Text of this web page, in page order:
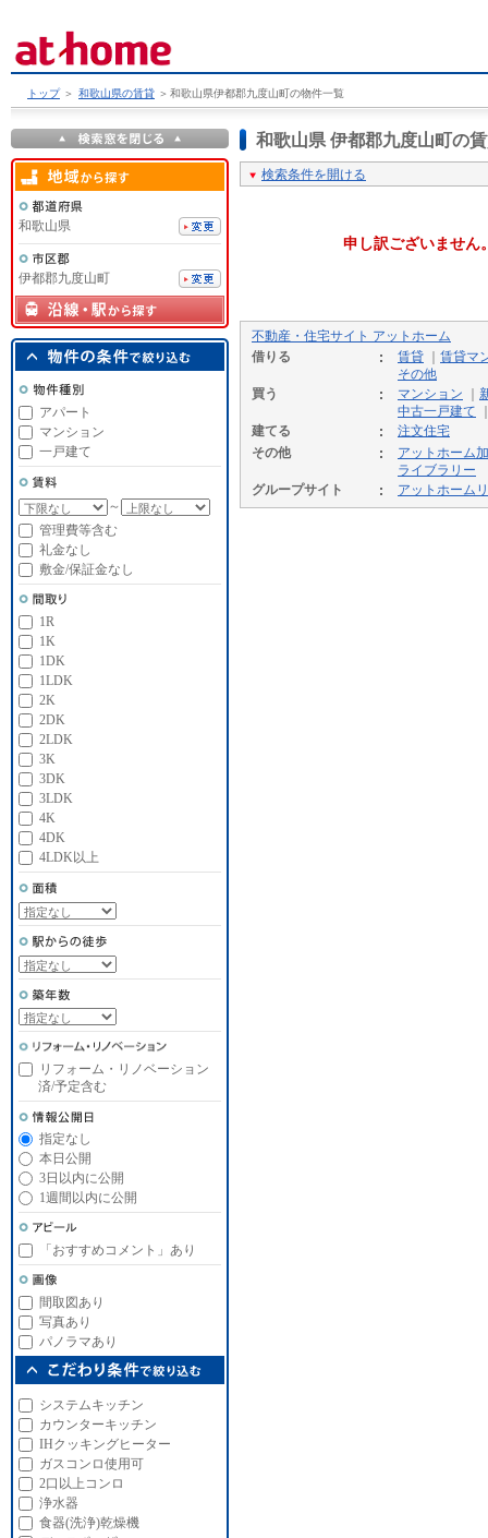
トップ ＞ 和歌山県の賃貸 ＞ 和歌山県伊都郡九度山町の物件一覧
和歌山県 伊都郡九度山町の
検索条件を開ける
申し訳ございません
不動産・住宅サイト アットホーム
借りる
賃貸
賃貸マ
その他
買う
マンション
中古一戸建て
建てる
注文住宅
その他
アットホーム
ライブラリー
グループサイト
アットホーム
和歌山県
伊都郡九度山町
アパート
マンション
一戸建て
～
管理費等含む
礼金なし
敷金/保証金なし
1R
1K
1DK
1LDK
2K
2DK
2LDK
3K
3DK
3LDK
4K
4DK
4LDK以上
リフォーム・リノベーション
済/予定含む
指定なし
本日公開
3日以内に公開
1週間以内に公開
「おすすめコメント」あり
間取図あり
写真あり
パノラマあり
システムキッチン
カウンターキッチン
IHクッキングヒーター
ガスコンロ使用可
2口以上コンロ
浄水器
食器(洗浄)乾燥機